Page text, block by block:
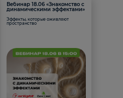
Вебинар 18.06 «Знакомство с
динамическими эффектами»
Эффекты, которые оживляют
пространство